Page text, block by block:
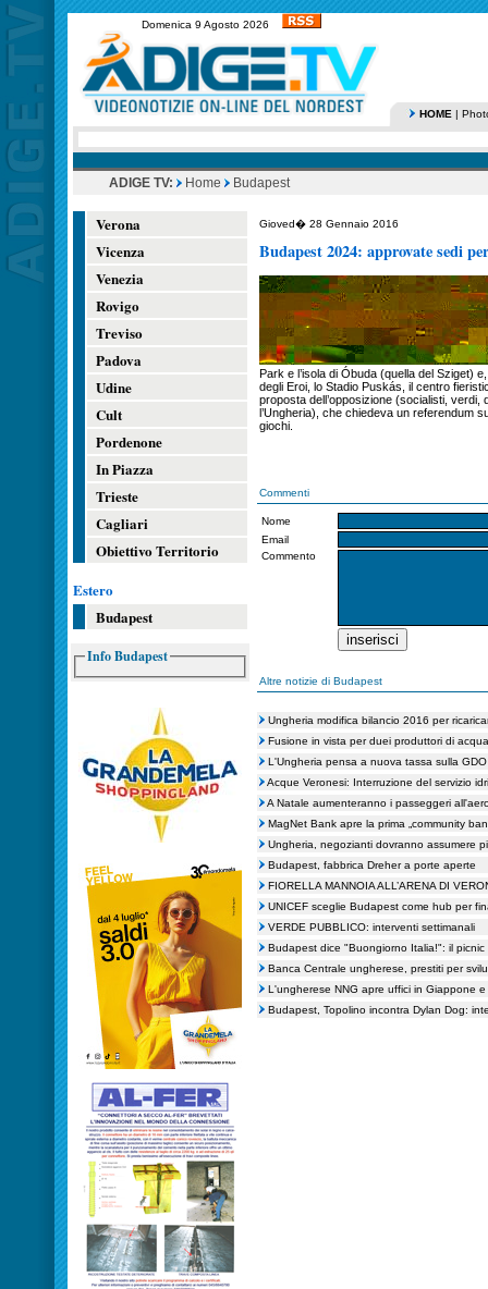
Domenica 9 Agosto 2026
HOME |
ADIGE TV: Home Budapest
Verona
Vicenza
Venezia
Rovigo
Treviso
Padova
Udine
Cult
Pordenone
In Piazza
Trieste
Cagliari
Obiettivo Territorio
Estero
Budapest
Info Budapest
Gioved� 28 Gennaio 2016
Budapest 2024: approvate sedi
Park e l’isola di Óbuda (quella del Sziget)
degli Eroi, lo Stadio Puskás, il centro
proposta dell’opposizione (socialisti,
l’Ungheria), che chiedeva un referendum
giochi.
Commenti
Nome
Email
Commento
Altre notizie di Budapest
Ungheria modifica bilancio 2016 per
Fusione in vista per duei produttori di
L'Ungheria pensa a nuova tassa sulla GDO
Acque Veronesi: Interruzione del servizio
A Natale aumenteranno i passeggeri
MagNet Bank apre la prima „community
Ungheria, negozianti dovranno assumere
Budapest, fabbrica Dreher a porte aperte
FIORELLA MANNOIA ALL’ARENA DI
UNICEF sceglie Budapest come hub per
VERDE PUBBLICO: interventi settimanali
Budapest dice "Buongiorno Italia!": il
Banca Centrale ungherese, prestiti per
L'ungherese NNG apre uffici in Giappone e
Budapest, Topolino incontra Dylan Dog: